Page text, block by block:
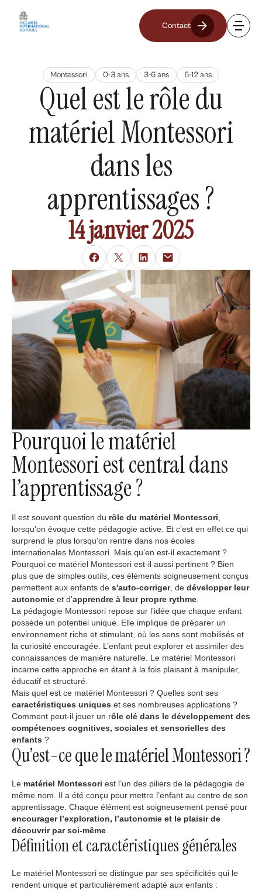
Contact
Montessori 0-3 ans 3-6 ans 6-12 ans
Quel est le rôle du
matériel Montessori
dans les
apprentissages ?
14 janvier 2025
Pourquoi le matériel
Montessori est central dans
l’apprentissage ?
Il est souvent question du rôle du matériel Montessori
lorsqu'on évoque cette pédagogie active. Et c’est en effet ce qui
surprend le plus lorsqu’on rentre dans nos écoles
internationales Montessori. Mais qu’en est-il exactement ?
Pourquoi ce matériel Montessori est-il aussi pertinent ? Bien
plus que de simples outils, ces éléments soigneusement conçus
permettent aux enfants de s'auto-corriger, de développer leur
autonomie et d’apprendre à leur propre rythme
La pédagogie Montessori repose sur l’idée que chaque enfant
possède un potentiel unique. Elle implique de préparer un
environnement riche et stimulant, où les sens sont mobilisés et
la curiosité encouragée. L’enfant peut explorer et assimiler des
connaissances de manière naturelle. Le matériel Montessori
incarne cette approche en étant à la fois plaisant à manipuler,
éducatif et structuré.
Mais quel est ce matériel Montessori ? Quelles sont ses
caractéristiques uniques et ses nombreuses applications ?
Comment peut-il jouer un rôle clé dans le développement des
compétences cognitives, sociales et sensorielles des
enfants ?
Qu’est-ce que le matériel Montessori ?
Le matériel Montessori est l’un des piliers de la pédagogie de
même nom. Il a été conçu pour mettre l’enfant au centre de son
apprentissage. Chaque élément est soigneusement pensé pour
encourager l’exploration, l’autonomie et le plaisir de
découvrir par soi-même
Définition et caractéristiques générales
Le matériel Montessori se distingue par ses spécificités qui le
rendent unique et particulièrement adapté aux enfants :